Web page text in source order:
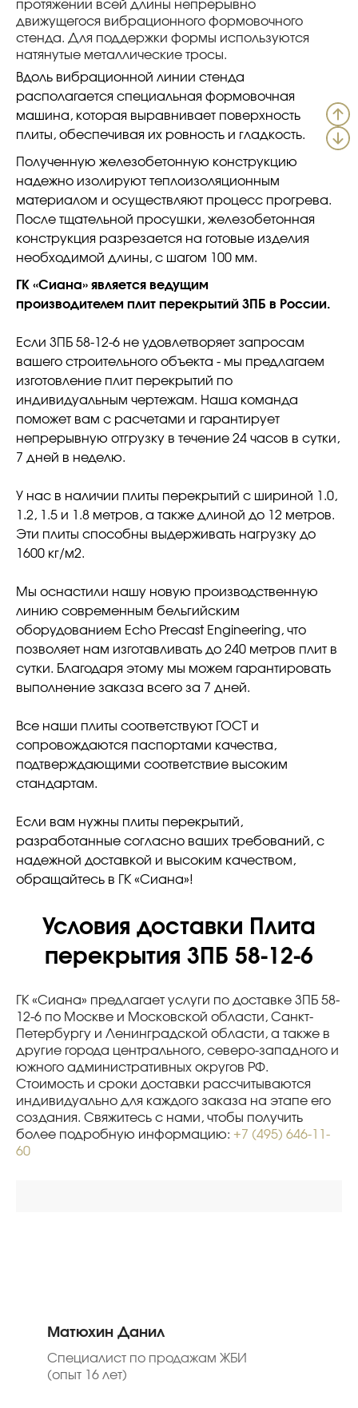
протяжении всей длины непрерывно
движущегося вибрационного формовочного
стенда. Для поддержки формы используются
натянутые металлические тросы.
Вдоль вибрационной линии стенда
располагается специальная формовочная
машина, которая выравнивает поверхность
плиты, обеспечивая их ровность и гладкость.
Полученную железобетонную конструкцию
надежно изолируют теплоизоляционным
материалом и осуществляют процесс прогрева.
После тщательной просушки, железобетонная
конструкция разрезается на готовые изделия
необходимой длины, с шагом 100 мм.
ГК «Сиана» является ведущим
производителем плит перекрытий 3ПБ в России.
Если 3ПБ 58-12-6 не удовлетворяет запросам
вашего строительного объекта - мы предлагаем
изготовление плит перекрытий по
индивидуальным чертежам. Наша команда
поможет вам с расчетами и гарантирует
непрерывную отгрузку в течение 24 часов в сутки,
7 дней в неделю.
У нас в наличии плиты перекрытий с шириной 1.0,
1.2, 1.5 и 1.8 метров, а также длиной до 12 метров.
Эти плиты способны выдерживать нагрузку до
1600 кг/м2.
Мы оснастили нашу новую производственную
линию современным бельгийским
оборудованием Echo Precast Engineering, что
позволяет нам изготавливать до 240 метров плит в
сутки. Благодаря этому мы можем гарантировать
выполнение заказа всего за 7 дней.
Все наши плиты соответствуют ГОСТ и
сопровождаются паспортами качества,
подтверждающими соответствие высоким
стандартам.
Если вам нужны плиты перекрытий,
разработанные согласно ваших требований, с
надежной доставкой и высоким качеством,
обращайтесь в ГК «Сиана»!
Условия доставки Плита
перекрытия 3ПБ 58-12-6
ГК «Сиана» предлагает услуги по доставке 3ПБ 58-
12-6 по Москве и Московской области, Санкт-
Петербургу и Ленинградской области, а также в
другие города центрального, северо-западного и
южного административных округов РФ.
Стоимость и сроки доставки рассчитываются
индивидуально для каждого заказа на этапе его
создания. Свяжитесь с нами, чтобы получить
более подробную информацию: +7 (495) 646-11-
60
Матюхин Данил
Специалист по продажам ЖБИ
(опыт 16 лет)